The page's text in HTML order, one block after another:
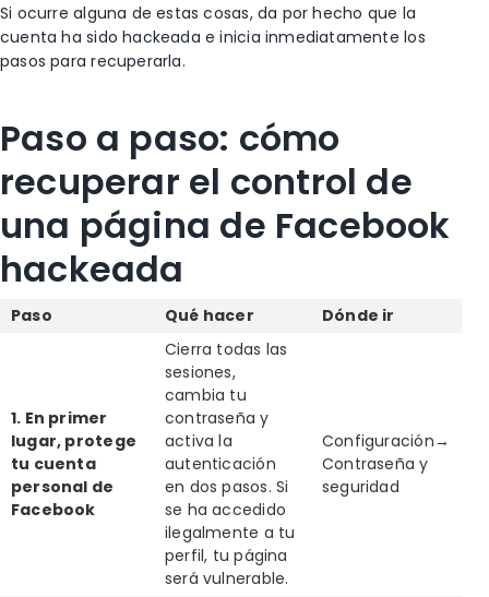
Si ocurre alguna de estas cosas, da por hecho que la
cuenta ha sido hackeada e inicia inmediatamente los
pasos para recuperarla.
Paso a paso: cómo
recuperar el control de
una página de Facebook
hackeada
Paso Qué hacer Dónde ir
1. En primer
lugar, protege
tu cuenta
personal de
Facebook
Cierra todas las
sesiones,
cambia tu
contraseña y
activa la
autenticación
en dos pasos. Si
se ha accedido
ilegalmente a tu
perfil, tu página
será vulnerable.
Configuración→
Contraseña y
seguridad